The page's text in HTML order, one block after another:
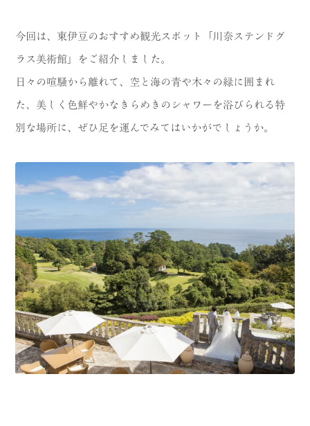
今回は、東伊豆のおすすめ観光スポット「川奈ステンドグ
ラス美術館」をご紹介しました。
日々の喧騒から離れて、空と海の青や木々の緑に囲まれ
た、美しく色鮮やかなきらめきのシャワーを浴びられる特
別な場所に、ぜひ足を運んでみてはいかがでしょうか。